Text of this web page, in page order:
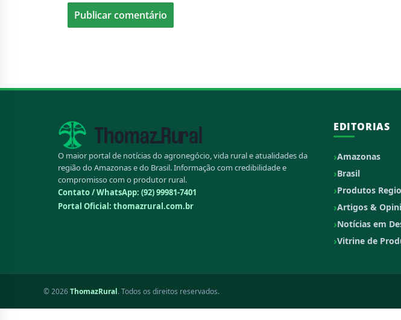
O maior portal de notícias do agronegócio, vida rural e atualidades da
região do Amazonas e do Brasil. Informação com credibilidade e
compromisso com o produtor rural.
Contato / WhatsApp: (92) 99981-7401
Portal Oficial: thomazrural.com.br
EDITORIAS
Amazonas
Brasil
Produtos
Artigos &
Notícias em
Vitrine de
© 2026ThomazRural. Todos os direitos reservados.